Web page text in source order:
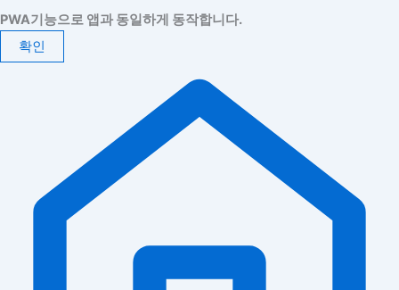
PWA기능으로 앱과 동일하게 동작합니다.
확인